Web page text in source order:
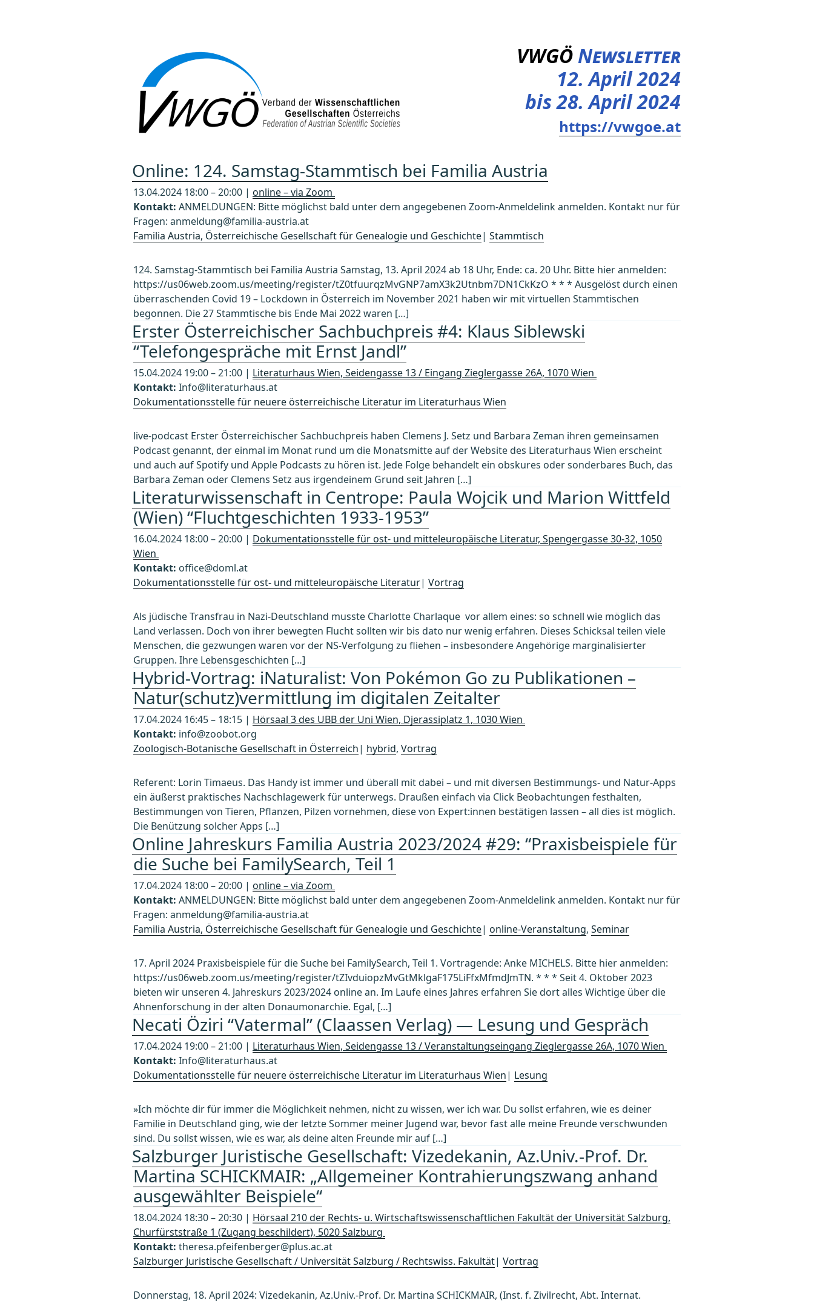
VWGÖ Newsletter
12. April 2024
bis 28. April 2024
https://vwgoe.at
Online: 124. Samstag-Stammtisch bei Familia Austria
13.04.2024 18:00 – 20:00 | online – via Zoom
Kontakt: ANMELDUNGEN: Bitte möglichst bald unter dem angegebenen Zoom-Anmeldelink anmelden. Kontakt nur für
Fragen: anmeldung@familia-austria.at
Familia Austria, Österreichische Gesellschaft für Genealogie und Geschichte| Stammtisch
124. Samstag-Stammtisch bei Familia Austria Samstag, 13. April 2024 ab 18 Uhr, Ende: ca. 20 Uhr. Bitte hier anmelden:
https://us06web.zoom.us/meeting/register/tZ0tfuurqzMvGNP7amX3k2Utnbm7DN1CkKzO * * * Ausgelöst durch einen
überraschenden Covid 19 – Lockdown in Österreich im November 2021 haben wir mit virtuellen Stammtischen
begonnen. Die 27 Stammtische bis Ende Mai 2022 waren […]
Erster Österreichischer Sachbuchpreis #4: Klaus Siblewski
“Telefongespräche mit Ernst Jandl”
15.04.2024 19:00 – 21:00 | Literaturhaus Wien, Seidengasse 13 / Eingang Zieglergasse 26A, 1070 Wien
Kontakt: Info@literaturhaus.at
Dokumentationsstelle für neuere österreichische Literatur im Literaturhaus Wien
live-podcast Erster Österreichischer Sachbuchpreis haben Clemens J. Setz und Barbara Zeman ihren gemeinsamen
Podcast genannt, der einmal im Monat rund um die Monatsmitte auf der Website des Literaturhaus Wien erscheint
und auch auf Spotify und Apple Podcasts zu hören ist. Jede Folge behandelt ein obskures oder sonderbares Buch, das
Barbara Zeman oder Clemens Setz aus irgendeinem Grund seit Jahren […]
Literaturwissenschaft in Centrope: Paula Wojcik und Marion Wittfeld
(Wien) “Fluchtgeschichten 1933-1953”
16.04.2024 18:00 – 20:00 | Dokumentationsstelle für ost- und mitteleuropäische Literatur, Spengergasse 30-32, 1050
Wien
Kontakt: office@doml.at
Dokumentationsstelle für ost- und mitteleuropäische Literatur| Vortrag
Als jüdische Transfrau in Nazi-Deutschland musste Charlotte Charlaque vor allem eines: so schnell wie möglich das
Land verlassen. Doch von ihrer bewegten Flucht sollten wir bis dato nur wenig erfahren. Dieses Schicksal teilen viele
Menschen, die gezwungen waren vor der NS-Verfolgung zu fliehen – insbesondere Angehörige marginalisierter
Gruppen. Ihre Lebensgeschichten […]
Hybrid-Vortrag: iNaturalist: Von Pokémon Go zu Publikationen –
Natur(schutz)vermittlung im digitalen Zeitalter
17.04.2024 16:45 – 18:15 | Hörsaal 3 des UBB der Uni Wien, Djerassiplatz 1, 1030 Wien
Kontakt: info@zoobot.org
Zoologisch-Botanische Gesellschaft in Österreich| hybrid, Vortrag
Referent: Lorin Timaeus. Das Handy ist immer und überall mit dabei – und mit diversen Bestimmungs- und Natur-Apps
ein äußerst praktisches Nachschlagewerk für unterwegs. Draußen einfach via Click Beobachtungen festhalten,
Bestimmungen von Tieren, Pflanzen, Pilzen vornehmen, diese von Expert:innen bestätigen lassen – all dies ist möglich.
Die Benützung solcher Apps […]
Online Jahreskurs Familia Austria 2023/2024 #29: “Praxisbeispiele für
die Suche bei FamilySearch, Teil 1
17.04.2024 18:00 – 20:00 | online – via Zoom
Kontakt: ANMELDUNGEN: Bitte möglichst bald unter dem angegebenen Zoom-Anmeldelink anmelden. Kontakt nur für
Fragen: anmeldung@familia-austria.at
Familia Austria, Österreichische Gesellschaft für Genealogie und Geschichte| online-Veranstaltung, Seminar
17. April 2024 Praxisbeispiele für die Suche bei FamilySearch, Teil 1. Vortragende: Anke MICHELS. Bitte hier anmelden:
https://us06web.zoom.us/meeting/register/tZIvduiopzMvGtMklgaF175LiFfxMfmdJmTN. * * * Seit 4. Oktober 2023
bieten wir unseren 4. Jahreskurs 2023/2024 online an. Im Laufe eines Jahres erfahren Sie dort alles Wichtige über die
Ahnenforschung in der alten Donaumonarchie. Egal, […]
Necati Öziri “Vatermal” (Claassen Verlag) — Lesung und Gespräch
17.04.2024 19:00 – 21:00 | Literaturhaus Wien, Seidengasse 13 / Veranstaltungseingang Zieglergasse 26A, 1070 Wien
Kontakt: Info@literaturhaus.at
Dokumentationsstelle für neuere österreichische Literatur im Literaturhaus Wien| Lesung
»Ich möchte dir für immer die Möglichkeit nehmen, nicht zu wissen, wer ich war. Du sollst erfahren, wie es deiner
Familie in Deutschland ging, wie der letzte Sommer meiner Jugend war, bevor fast alle meine Freunde verschwunden
sind. Du sollst wissen, wie es war, als deine alten Freunde mir auf […]
Salzburger Juristische Gesellschaft: Vizedekanin, Az.Univ.-Prof. Dr.
Martina SCHICKMAIR: „Allgemeiner Kontrahierungszwang anhand
ausgewählter Beispiele“
18.04.2024 18:30 – 20:30 | Hörsaal 210 der Rechts- u. Wirtschaftswissenschaftlichen Fakultät der Universität Salzburg,
Churfürststraße 1 (Zugang beschildert), 5020 Salzburg
Kontakt: theresa.pfeifenberger@plus.ac.at
Salzburger Juristische Gesellschaft / Universität Salzburg / Rechtswiss. Fakultät| Vortrag
Donnerstag, 18. April 2024: Vizedekanin, Az.Univ.-Prof. Dr. Martina SCHICKMAIR, (Inst. f. Zivilrecht, Abt. Internat.